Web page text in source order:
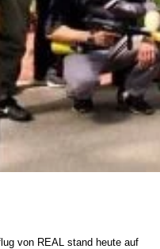
von REAL stand heute auf